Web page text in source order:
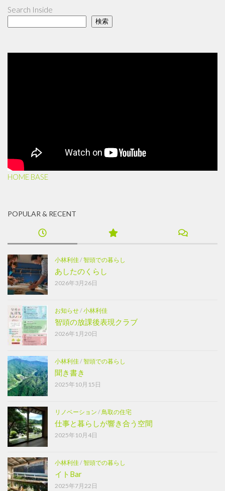
Search Inside
検索
HOME BASE
POPULAR & RECENT
小林利佳/智頭での暮らし
あしたのくらし
2026年3月26日
お知らせ/小林利佳
智頭の放課後表現クラブ
2026年1月20日
小林利佳/智頭での暮らし
聞き書き
2025年10月15日
リノベーション /鳥取の住宅
仕事と暮らしが響き合う空間
2025年10月4日
小林利佳/智頭での暮らし
イトBar
2025年7月22日